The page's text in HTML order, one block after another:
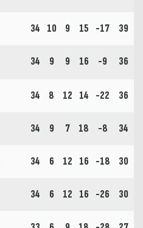
34 10 9 15 -17 39
34 9 9 16 -9 36
34 8 12 14 -22 36
34 9 7 18 -8 34
34 6 12 16 -18 30
34 6 12 16 -26 30